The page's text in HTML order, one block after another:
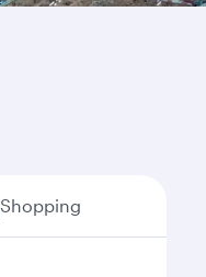
Shopping